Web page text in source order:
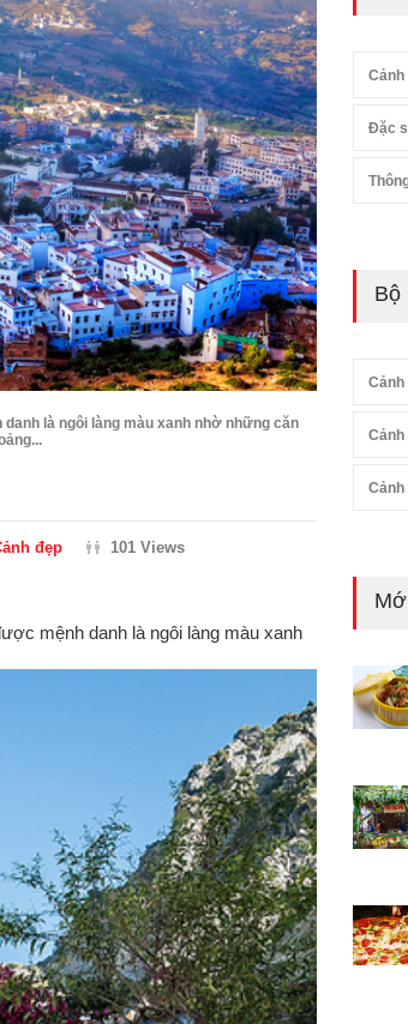
là ngôi làng màu xanh nhờ những căn
đẹp 101 Views
mệnh danh là ngôi làng màu xanh
Đặc
Bộ
Cảnh
Cảnh
Cảnh